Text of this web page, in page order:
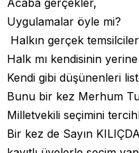
Acaba gerçekler,
Uygulamalar öyle mi?
Halkın gerçek
Halk mı kendisinin
Kendi gibi düşünenleri
Bunu bir kez Merhum
Milletvekili seçimini
Bir kez de Sayın